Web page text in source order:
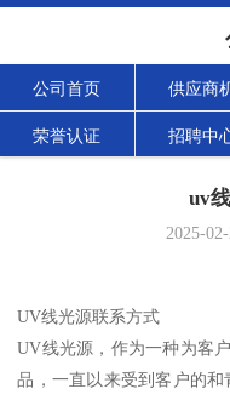
公司首页 供应商
荣誉认证 招聘中
uv
2025-
UV线光源联系方式
UV线光源，作为一种为客
品，一直以来受到客户的